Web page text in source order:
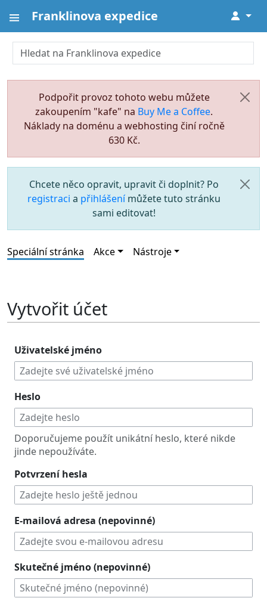
Franklinova expedice ↓
Podpořit provoz tohoto webu můžete
zakoupením "kafe" na Buy Me a Coffee.
Náklady na doménu a webhosting činí ročně
630 Kč.
Chcete něco opravit, upravit či doplnit? Po
registraci a přihlášenímůžete tuto stránku
sami editovat!
Speciální stránka Akce Nástroje
Vytvořit účet
Uživatelské jméno
Heslo
Doporučujeme použít unikátní heslo, které nikde
jinde nepoužíváte.
Potvrzení hesla
E-mailová adresa (nepovinné)
Skutečné jméno (nepovinné)